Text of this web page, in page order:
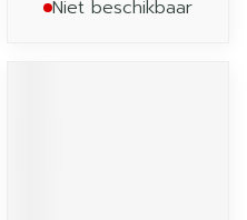
Niet beschikbaar